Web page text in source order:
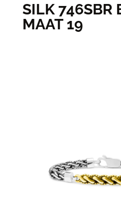
SILK 746SBR
MAAT 19